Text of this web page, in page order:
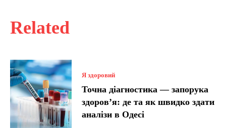
Related
Я здоровий
Точна діагностика — запорука
здоров’я: де та як швидко здати
аналізи в Одесі